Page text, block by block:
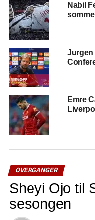
Nabil
Jurgen
Emre
OVERGANGER
Sheyi Ojo til
sesongen